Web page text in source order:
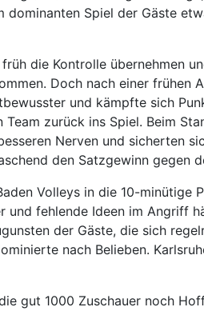
dominanten Spiel der Gäste
die Kontrolle übernehmen
Doch nach einer
und kämpfte sich
zurück ins Spiel. Beim
Nerven und sicherten
den Satzgewinn gegen
Volleys in die 10-minütige
und fehlende Ideen im Angriff
der Gäste, die sich
nach Belieben.
gut 1000 Zuschauer noch